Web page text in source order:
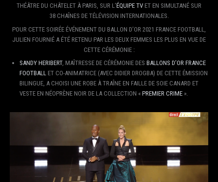
THÉÂTRE DU CHÂTELET À PARIS, SUR L’ÉQUIPE TV ET EN SIMULTANÉ SUR
38 CHAÎNES DE TÉLÉVISION INTERNATIONALES.
POUR CETTE SOIRÉE ÉVÉNEMENT DU BALLON D’OR 2021 FRANCE FOOTBALL,
JULIEN FOURNIÉ A ÉTÉ RETENU PAR LES DEUX FEMMES LES PLUS EN VUE DE
CETTE CÉRÉMONIE :
SANDY HERIBERT, MAÎTRESSE DE CÉRÉMONIE DES BALLONS D’OR FRANCE
FOOTBALL ET CO-ANIMATRICE (AVEC DIDIER DROGBA) DE CETTE ÉMISSION
BILINGUE, A CHOISI UNE ROBE À TRAÎNE EN FAILLE DE SOIE CANARD ET
VESTE EN NÉOPRÈNE NOIR DE LA COLLECTION « PREMIER CRIME ».